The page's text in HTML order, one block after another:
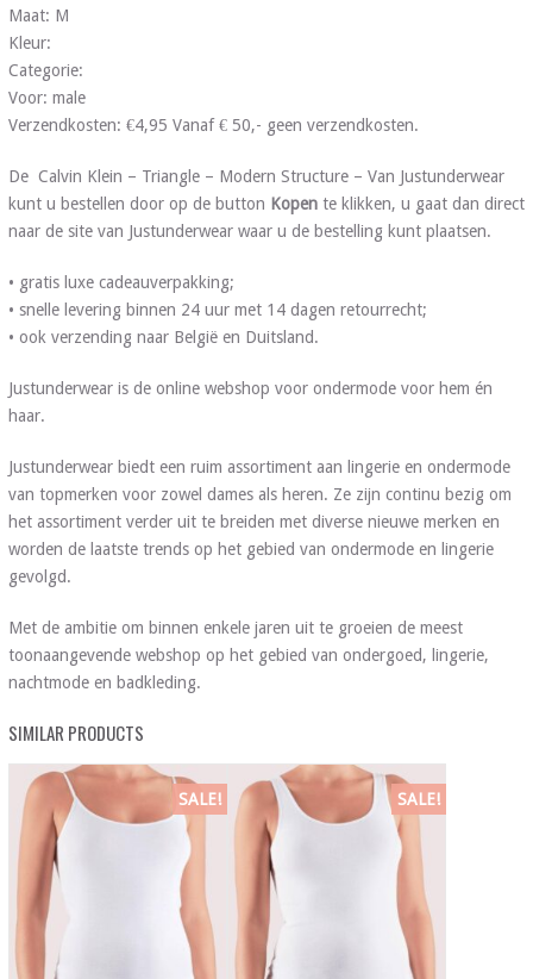
Maat: M
Kleur:
Categorie:
Voor: male
Verzendkosten: €4,95 Vanaf € 50,- geen verzendkosten.
De Calvin Klein – Triangle – Modern Structure – Van Justunderwear
kunt u bestellen door op de button Kopente klikken, u gaat dan direct
naar de site van Justunderwear waar u de bestelling kunt plaatsen.
• gratis luxe cadeauverpakking;
• snelle levering binnen 24 uur met 14 dagen retourrecht;
• ook verzending naar België en Duitsland.
Justunderwear is de online webshop voor ondermode voor hem én
haar.
Justunderwear biedt een ruim assortiment aan lingerie en ondermode
van topmerken voor zowel dames als heren. Ze zijn continu bezig om
het assortiment verder uit te breiden met diverse nieuwe merken en
worden de laatste trends op het gebied van ondermode en lingerie
gevolgd.
Met de ambitie om binnen enkele jaren uit te groeien de meest
toonaangevende webshop op het gebied van ondergoed, lingerie,
nachtmode en badkleding.
SIMILAR PRODUCTS
SALE! SALE!